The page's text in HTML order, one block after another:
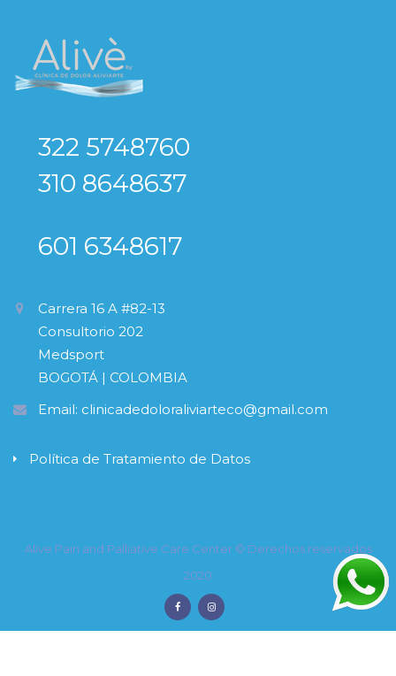
322 5748760
310 8648637
601 6348617
Carrera 16 A #82-13
Consultorio 202
Medsport
BOGOTÁ | COLOMBIA
Email: clinicadedoloraliviarteco@gmail.com
Política de Tratamiento de Datos
Alive Pain and Palliative Care Center © Derechos reservados
2020